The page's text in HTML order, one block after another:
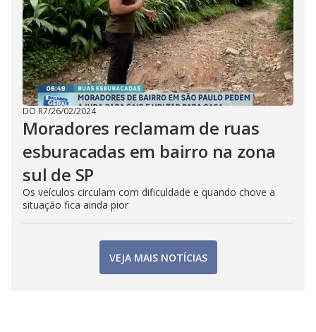
DO R7/26/02/2024
Moradores reclamam de ruas
esburacadas em bairro na zona
sul de SP
Os veículos circulam com dificuldade e quando chove a
situação fica ainda pior
VEJA MAIS NOTÍCIAS